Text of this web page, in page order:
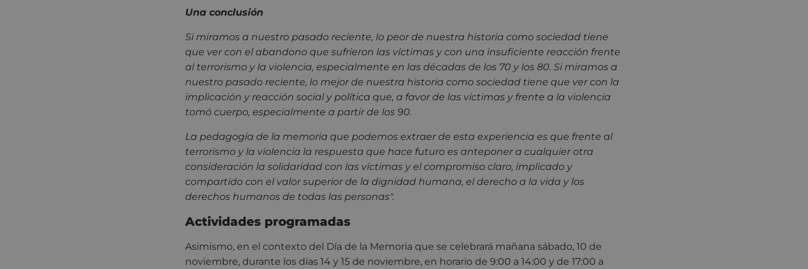
Una conclusión
Si miramos a nuestro pasado reciente, lo peor de nuestra historia como sociedad tiene
que ver con el abandono que sufrieron las víctimas y con una insuficiente reacción frente
al terrorismo y la violencia, especialmente en las décadas de los 70 y los 80. Si miramos a
nuestro pasado reciente, lo mejor de nuestra historia como sociedad tiene que ver con la
implicación y reacción social y política que, a favor de las víctimas y frente a la violencia
tomó cuerpo, especialmente a partir de los 90.
La pedagogía de la memoria que podemos extraer de esta experiencia es que frente al
terrorismo y la violencia la respuesta que hace futuro es anteponer a cualquier otra
consideración la solidaridad con las víctimas y el compromiso claro, implicado y
compartido con el valor superior de la dignidad humana, el derecho a la vida y los
derechos humanos de todas las personas".
Actividades programadas
Asimismo, en el contexto del Día de la Memoria que se celebrará mañana sábado, 10 de
noviembre, durante los días 14 y 15 de noviembre, en horario de 9:00 a 14:00 y de 17:00 a